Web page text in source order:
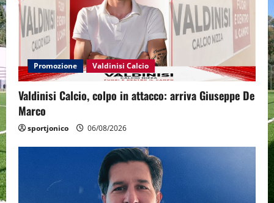
Promozione Valdinisi Calcio
Valdinisi Calcio, colpo in attacco: arriva Giuseppe De
Marco
sportjonico 06/08/2026